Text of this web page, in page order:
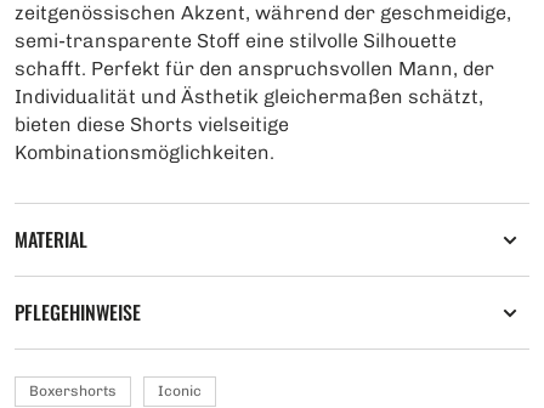
zeitgenössischen Akzent, während der geschmeidige,
semi-transparente Stoff eine stilvolle Silhouette
schafft. Perfekt für den anspruchsvollen Mann, der
Individualität und Ästhetik gleichermaßen schätzt,
bieten diese Shorts vielseitige
Kombinationsmöglichkeiten.
MATERIAL
PFLEGEHINWEISE
Boxershorts Iconic